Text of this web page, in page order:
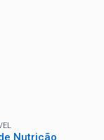
Nutrição